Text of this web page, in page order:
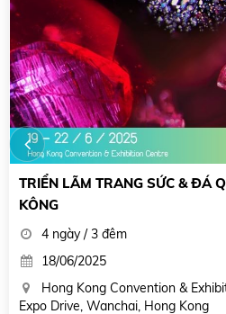
HỘI CHỢ TRIỂN LÃM TRANG
JEWELLERY FAIR 2025
5 ngày / 4 đêm
25/08/2025
Hội trường 5th - 6th, Tokyo Big